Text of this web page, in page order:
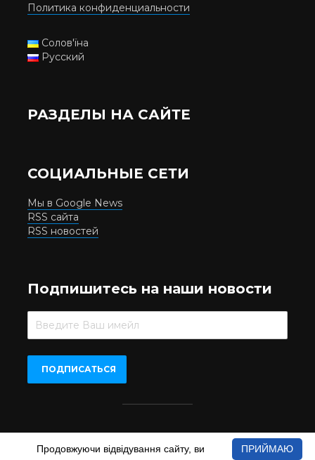
Политика конфиденциальности
Солов'їна
Русский
РАЗДЕЛЫ НА САЙТЕ
СОЦИАЛЬНЫЕ СЕТИ
Мы в Google News
RSS сайта
RSS новостей
Подпишитесь на наши новости
Beer.UA © 2016-2022
При копіюванні матеріалів з сайту обов'язкове пряме
ПРИЙМАЮ
Продовжуючи відвідування сайту, ви